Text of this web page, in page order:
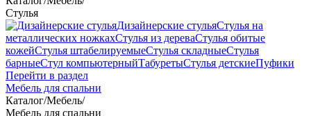
Стулья
Дизайнерские стульяСтулья на
металлических ножкахСтулья из дереваСтулья обитые
кожейСтулья штабелируемыеСтулья складныеСтулья
барныеСтул компьютерныйТабуретыСтулья детскиеПуфики
Перейти в раздел
Мебель для спальни
Каталог/Мебель/
Мебель для спальни